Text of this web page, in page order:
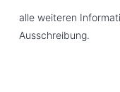
alle weiteren
Ausschreibung.